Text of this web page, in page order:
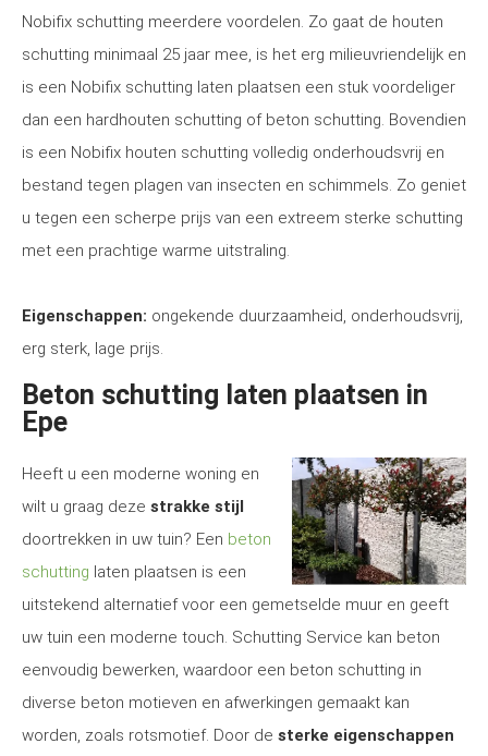
Nobifix schutting meerdere voordelen. Zo gaat de houten
schutting minimaal 25 jaar mee, is het erg milieuvriendelijk en
is een Nobifix schutting laten plaatsen een stuk voordeliger
dan een hardhouten schutting of beton schutting. Bovendien
is een Nobifix houten schutting volledig onderhoudsvrij en
bestand tegen plagen van insecten en schimmels. Zo geniet
u tegen een scherpe prijs van een extreem sterke schutting
met een prachtige warme uitstraling.
Eigenschappen: ongekende duurzaamheid, onderhoudsvrij,
erg sterk, lage prijs.
Beton schutting laten plaatsen in
Epe
Heeft u een moderne woning en
wilt u graag deze strakke stijl
doortrekken in uw tuin? Een beton
schutting laten plaatsen is een
uitstekend alternatief voor een gemetselde muur en geeft
uw tuin een moderne touch. Schutting Service kan beton
eenvoudig bewerken, waardoor een beton schutting in
diverse beton motieven en afwerkingen gemaakt kan
worden, zoals rotsmotief. Door de sterke eigenschappen